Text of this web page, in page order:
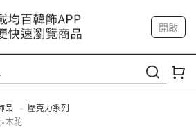
告：9/4-9/6 淡水捷運站
：9/12-9/13 八里海巡基地
：8/22-8/23 桃園青埔置地廣場
開啟
我的帳戶
品
壓克力系列
木駝